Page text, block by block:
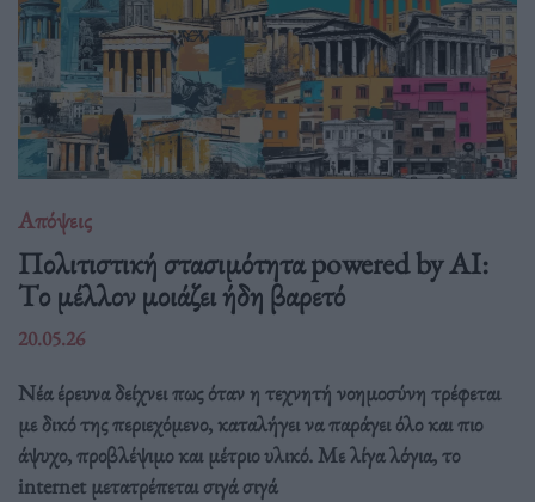
Απόψεις
Πολιτιστική στασιμότητα powered by AI:
Tο μέλλον μοιάζει ήδη βαρετό
20.05.26
Νέα έρευνα δείχνει πως όταν η τεχνητή νοημοσύνη τρέφεται
με δικό της περιεχόμενο, καταλήγει να παράγει όλο και πιο
άψυχο, προβλέψιμο και μέτριο υλικό. Με λίγα λόγια, το
internet μετατρέπεται σιγά σιγά